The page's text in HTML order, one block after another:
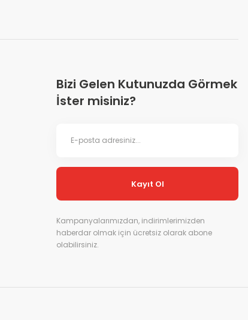
Bizi Gelen Kutunuzda Görmek
İster misiniz?
Kayıt Ol
Kampanyalarımızdan, indirimlerimizden
haberdar olmak için ücretsiz olarak abone
olabilirsiniz.